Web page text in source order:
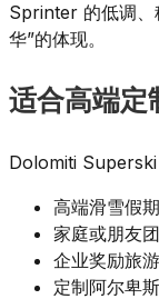
Sprinter 的低调、
华”的体现。
适合高端定
Dolomiti Superski
高端滑雪假期
家庭或朋友团
企业奖励旅游
定制阿尔卑